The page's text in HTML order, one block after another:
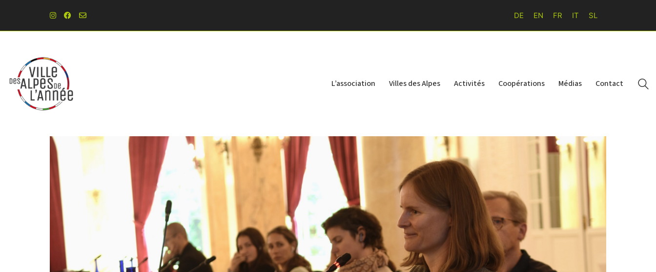
DE EN FR IT SL
L’association Villes des Alpes Activités Coopérations Médias Contact